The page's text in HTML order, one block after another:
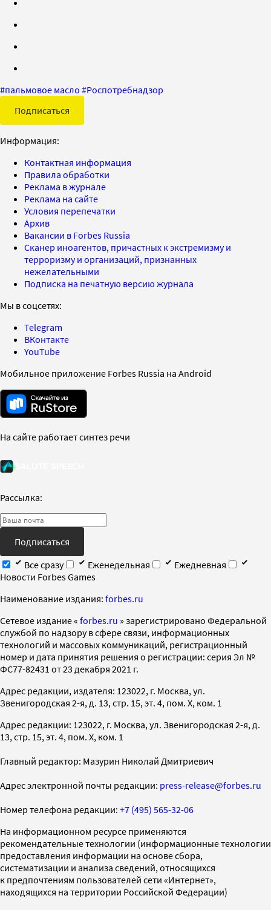
#пальмовое масло #Роспотребнадзор
Подписаться
Информация:
Контактная информация
Правила обработки
Реклама в журнале
Реклама на сайте
Условия перепечатки
Архив
Вакансии в Forbes Russia
Сканер иноагентов, причастных к экстремизму и
терроризму и организаций, признанных
нежелательными
Подписка на печатную версию журнала
Мы в соцсетях:
Telegram
ВКонтакте
YouTube
Мобильное приложение Forbes Russia на Android
На сайте работает синтез речи
Рассылка:
Подписаться
Все сразу
Еженедельная
Ежедневная
Новости Forbes Games
Наименование издания: forbes.ru
Cетевое издание « forbes.ru » зарегистрировано Федеральной
службой по надзору в сфере связи, информационных
технологий и массовых коммуникаций, регистрационный
номер и дата принятия решения о регистрации: серия Эл №
ФС77-82431 от 23 декабря 2021 г.
Адрес редакции, издателя: 123022, г. Москва, ул.
Звенигородская 2-я, д. 13, стр. 15, эт. 4, пом. X, ком. 1
Адрес редакции: 123022, г. Москва, ул. Звенигородская 2-я, д.
13, стр. 15, эт. 4, пом. X, ком. 1
Главный редактор: Мазурин Николай Дмитриевич
Адрес электронной почты редакции: press-release@forbes.ru
Номер телефона редакции: +7 (495) 565-32-06
На информационном ресурсе применяются
рекомендательные технологии (информационные технологии
предоставления информации на основе сбора,
систематизации и анализа сведений, относящихся
к предпочтениям пользователей сети «Интернет»,
находящихся на территории Российской Федерации)